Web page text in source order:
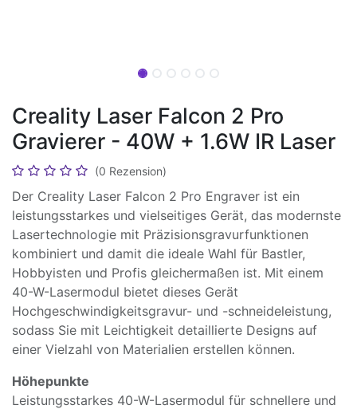
Creality Laser Falcon 2 Pro
Gravierer - 40W + 1.6W IR Laser
(0 Rezension)
Der Creality Laser Falcon 2 Pro Engraver ist ein
leistungsstarkes und vielseitiges Gerät, das modernste
Lasertechnologie mit Präzisionsgravurfunktionen
kombiniert und damit die ideale Wahl für Bastler,
Hobbyisten und Profis gleichermaßen ist. Mit einem
40-W-Lasermodul bietet dieses Gerät
Hochgeschwindigkeitsgravur- und -schneideleistung,
sodass Sie mit Leichtigkeit detaillierte Designs auf
einer Vielzahl von Materialien erstellen können.
Höhepunkte
Leistungsstarkes 40-W-Lasermodul für schnellere und